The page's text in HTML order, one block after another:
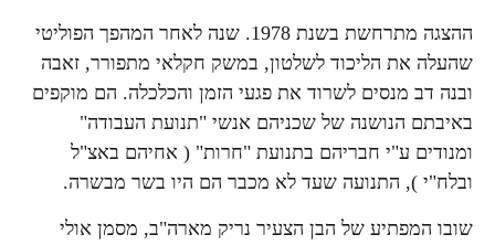
ההצגה מתרחשת בשנת 1978. שנה לאחר המהפך הפוליטי
שהעלה את הליכוד לשלטון, במשק חקלאי מתפורר, זאבה
ובנה דב מנסים לשרוד את פגעי הזמן והכלכלה. הם מוקפים
באיבתם הנושנה של שכניהם אנשי "תנועת העבודה"
ומנודים ע"י חבריהם בתנועת "חרות" ( אחיהם באצ"ל
ובלח"י ), התנועה שעד לא מכבר הם היו בשר מבשרה.
שובו המפתיע של הבן הצעיר נריק מארה"ב, מסמן אולי